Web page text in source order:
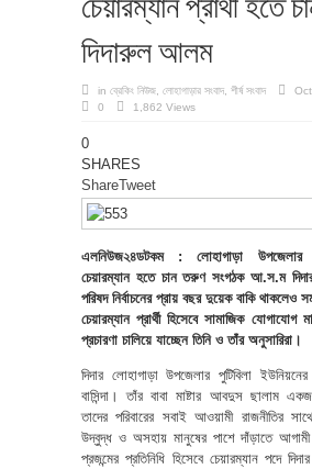
দিদারুল আলম
in ব্রেকিং নিউজ লোহাগাড়ার সংবাদ শীর্ষ সংবাদ
0
1,862 Views
0
SHARES
ShareTweet
এলনিউজ২৪ডটকম : লোহাগাড়া উপজেলার
চেয়ারম্যান হতে চান তরুণ সংগঠক আ.স.ম
পরিষদ নির্বাচনের প্রায় বছর দুয়েক বাকি থাকলেও
চেয়ারম্যান প্রার্থী হিসেবে সামাজিক যোগাযোগ
প্রচারণা চালিয়ে যাচ্ছেন তিনি ও তাঁর অনুসারিরা।
দিদার লোহাগাড়া উপজেলার পুটিবিলা
বাসিন্দা। তাঁর বাবা মাষ্টার আবদুস ছালাম
তাদের পরিবারের সবাই আওয়ামী রাজনীতির
উদ্বুদ্ধ ও অসহায় মানুষের পাশে দাঁড়াতে আগামী
প্রজন্মের প্রতিনিধি হিসেবে চেয়ারম্যান পদে